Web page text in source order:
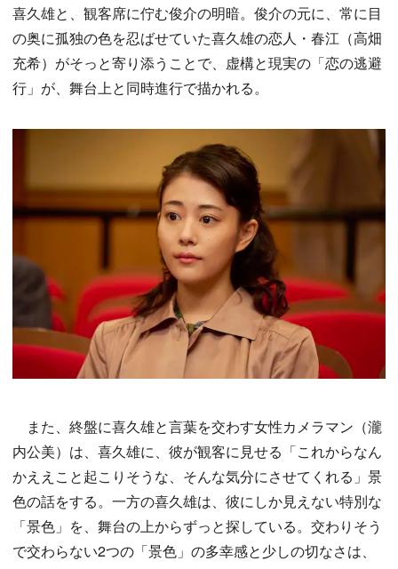
喜久雄と、観客席に佇む俊介の明暗。俊介の元に、常に目
の奥に孤独の色を忍ばせていた喜久雄の恋人・春江（高畑
充希）がそっと寄り添うことで、虚構と現実の「恋の逃避
行」が、舞台上と同時進行で描かれる。
また、終盤に喜久雄と言葉を交わす女性カメラマン（瀧
内公美）は、喜久雄に、彼が観客に見せる「これからなん
かええこと起こりそうな、そんな気分にさせてくれる」景
色の話をする。一方の喜久雄は、彼にしか見えない特別な
「景色」を、舞台の上からずっと探している。交わりそう
で交わらない2つの「景色」の多幸感と少しの切なさは、